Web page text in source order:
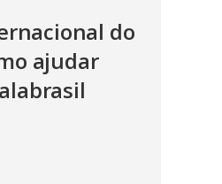
do
ajudar